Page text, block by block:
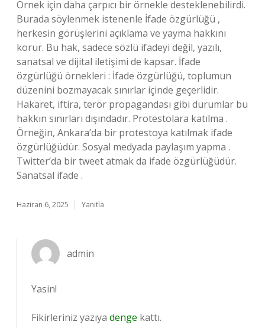
Örnek için daha çarpıcı bir örnekle desteklenebilirdi.
Burada söylenmek istenenle İfade özgürlüğü ,
herkesin görüşlerini açıklama ve yayma hakkını
korur. Bu hak, sadece sözlü ifadeyi değil, yazılı,
sanatsal ve dijital iletişimi de kapsar. İfade
özgürlüğü örnekleri : İfade özgürlüğü, toplumun
düzenini bozmayacak sınırlar içinde geçerlidir.
Hakaret, iftira, terör propagandası gibi durumlar bu
hakkın sınırları dışındadır. Protestolara katılma .
Örneğin, Ankara’da bir protestoya katılmak ifade
özgürlüğüdür. Sosyal medyada paylaşım yapma .
Twitter’da bir tweet atmak da ifade özgürlüğüdür.
Sanatsal ifade .
Haziran 6, 2025 Yanıtla
admin
Yasin!
Fikirleriniz yazıya denge kattı.